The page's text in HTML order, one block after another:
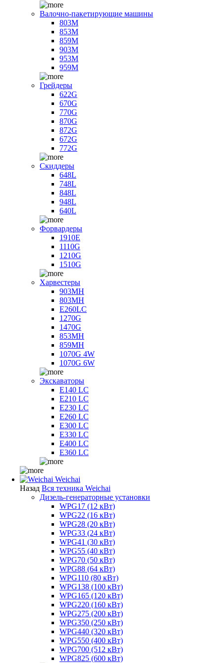
Валочно-пакетирующие машины
803M
853M
859M
903M
953M
959M
Грейдеры
622G
670G
770G
870G
872G
672G
772G
Скиддеры
648L
748L
848L
948L
640L
Форвардеры
1910E
1110G
1210G
1510G
Харвестеры
903MH
803MH
E260LC
1270G
1470G
853MH
859MH
1070G 4W
1070G 6W
Экскаваторы
E140 LC
E210 LC
E230 LC
E260 LC
E300 LC
E330 LC
E400 LC
E360 LC
Weichai
Назад Вся техника Weichai
Дизель-генераторные установки
WPG17 (12 кВт)
WPG22 (16 кВт)
WPG28 (20 кВт)
WPG33 (24 кВт)
WPG41 (30 кВт)
WPG55 (40 кВт)
WPG70 (50 кВт)
WPG88 (64 кВт)
WPG110 (80 кВт)
WPG138 (100 кВт)
WPG165 (120 кВт)
WPG220 (160 кВт)
WPG275 (200 кВт)
WPG350 (250 кВт)
WPG440 (320 кВт)
WPG550 (400 кВт)
WPG700 (512 кВт)
WPG825 (600 кВт)